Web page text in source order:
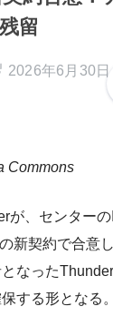
留
2026年6月30日
Commons
が、センター
新契約で合意
なった
する形となる。